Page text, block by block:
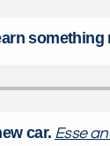
something
car. Esse